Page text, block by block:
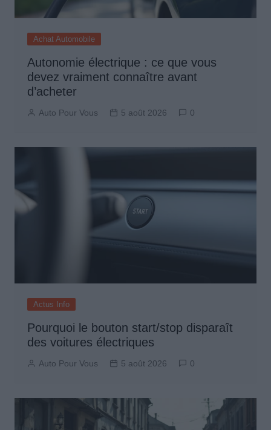
Achat Automobile
Autonomie électrique : ce que vous
devez vraiment connaître avant
d’acheter
Auto Pour Vous 5 août 2026 0
Actus Info
Pourquoi le bouton start/stop disparaît
des voitures électriques
Auto Pour Vous 5 août 2026 0